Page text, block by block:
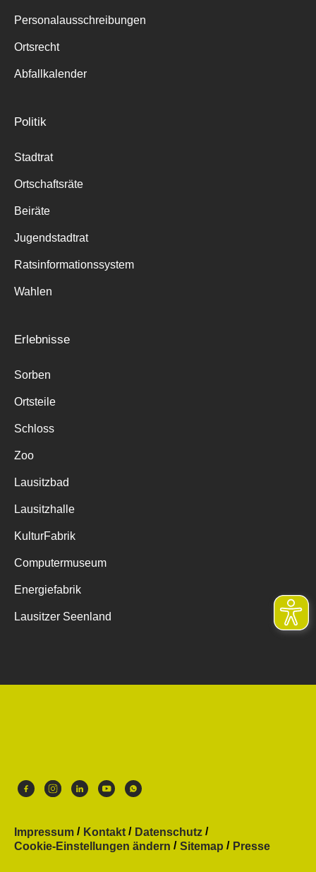
Personalausschreibungen
Ortsrecht
Abfallkalender
Politik
Stadtrat
Ortschaftsräte
Beiräte
Jugendstadtrat
Ratsinformationssystem
Wahlen
Erlebnisse
Sorben
Ortsteile
Schloss
Zoo
Lausitzbad
Lausitzhalle
KulturFabrik
Computermuseum
Energiefabrik
Lausitzer Seenland
Impressum Kontakt
Datenschutz
Cookie-Einstellungen ändern
Sitemap Presse